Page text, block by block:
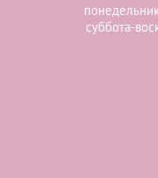
суббота-